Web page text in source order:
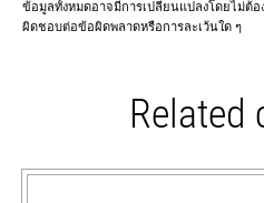
ข้อมูลทั้งหมดอาจมีการเปลี่ยนแปลงโดยไม่ต้อ
ผิดชอบต่อข้อผิดพลาดหรือการละเว้นใด ๆ
Related